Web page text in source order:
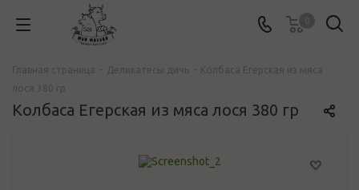
Колбаса Егерская из мяса лося 380 гр